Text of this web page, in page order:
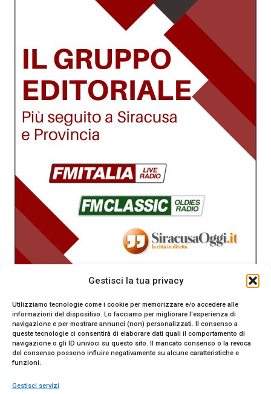
Gestisci la tua privacy
Utilizziamo tecnologie come i cookie per memorizzare e/o accedere alle
informazioni del dispositivo. Lo facciamo per migliorare l'esperienza di
navigazione e per mostrare annunci (non) personalizzati. Il consenso a
queste tecnologie ci consentirà di elaborare dati quali il comportamento di
navigazione o gli ID univoci su questo sito. Il mancato consenso o la revoca
del consenso possono influire negativamente su alcune caratteristiche e
funzioni.
Gestisci servizi